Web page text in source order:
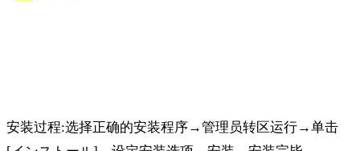
安装过程:选择正确的安装程序→管理员转区运行→单击